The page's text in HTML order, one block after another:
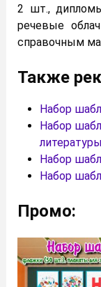
2 шт.,
речевые
справочным
Также
Набор
Набор
литературы
Набор
Набор
Промо: